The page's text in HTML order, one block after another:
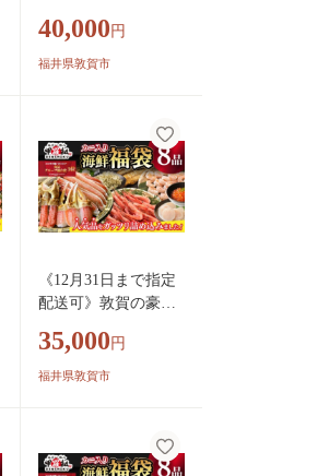
(20)-b]【生ズワイポ
ーション むきえび ホ
ば開き干し 縞ほっけ
開き 詰め合わせ 焼さ
ば寿司 ねぎとろ セッ
ト 海鮮 魚介 魚 カニ
かに えび エビ ほた
甲羅組 人気 厳選】
40,000 円
福井県敦賀市
《12月31日まで指定
配送可》敦賀の豪華
01_20-h]【生ズワイ
ポーション むきえび
さば開き干し 縞ほっ
け開き 詰め合わせ セ
35,000 円
福井県敦賀市